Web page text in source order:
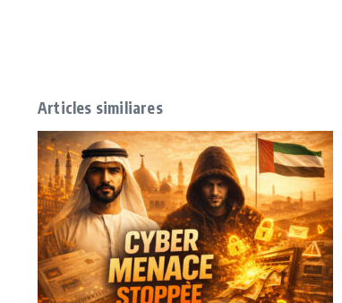
Articles similiares